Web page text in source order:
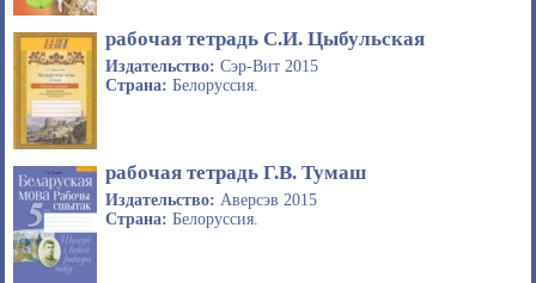
рабочая тетрадь С.И. Цыбульская
Издательство: Сэр-Вит 2015
Страна: Белоруссия.
рабочая тетрадь Г.В. Тумаш
Издательство: Аверсэв 2015
Страна: Белоруссия.